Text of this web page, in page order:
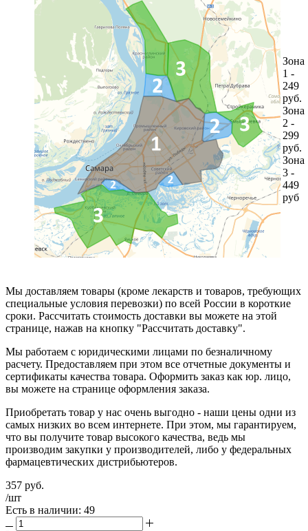
Зона
1 -
249
руб.
Зона
2 -
299
руб.
Зона
3 -
449
руб
Мы доставляем товары (кроме лекарств и товаров, требующих
специальные условия перевозки) по всей России в короткие
сроки. Рассчитать стоимость доставки вы можете на этой
странице, нажав на кнопку "Рассчитать доставку".
Мы работаем с юридическими лицами по безналичному
расчету. Предоставляем при этом все отчетные документы и
сертификаты качества товара. Оформить заказ как юр. лицо,
вы можете на странице оформления заказа.
Приобретать товар у нас очень выгодно - наши цены одни из
самых низких во всем интернете. При этом, мы гарантируем,
что вы получите товар высокого качества, ведь мы
производим закупки у производителей, либо у федеральных
фармацевтических дистрибьютеров.
357 руб.
/шт
Есть в наличии: 49